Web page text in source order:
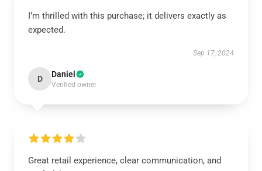
I’m thrilled with this purchase; it delivers exactly as
expected.
Sep 17, 2024
D Daniel
Verified owner
Great retail experience, clear communication, and